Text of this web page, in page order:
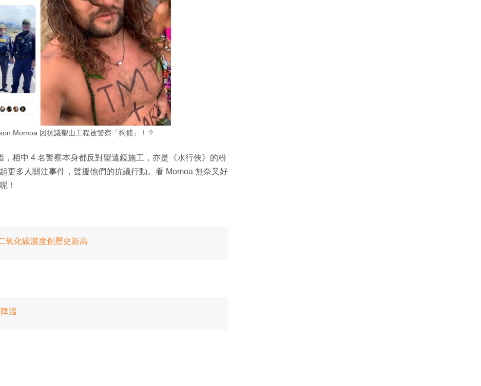
Momoa 因抗議聖山工程被警察「拘捕」！？
相中 4 名警察本身都反對望遠鏡施工，亦是《水行俠》的粉
更多人關注事件，聲援他們的抗議行動。看 Momoa 無奈又好
！
氧化碳濃度創歷史新高
溫